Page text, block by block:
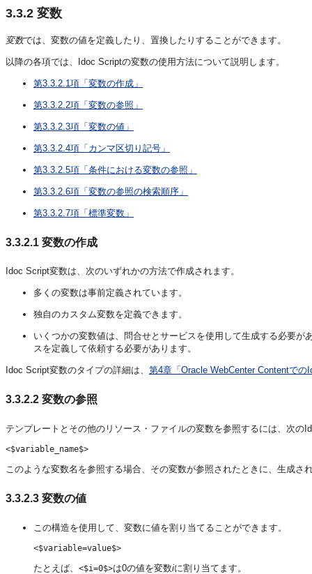
3.3.2 変数
変数では、変数の値を定義したり、置換したりすることができます。
以降の各項では、Idoc Scriptの変数の使用方法について説明します。
第3.3.2.1項「変数の作成」
第3.3.2.2項「変数の参照」
第3.3.2.3項「変数の値」
第3.3.2.4項「カンマ区切り記号」
第3.3.2.5項「条件における変数の参照」
第3.3.2.6項「変数の参照の検索順序」
第3.3.2.7項「標準変数」
3.3.2.1 変数の作成
Idoc Script変数は、次のいずれかの方法で作成されます。
多くの変数は事前定義されています。
独自のカスタム変数を定義できます。
いくつかの変数値は、問合せとサービスを使用して生成する必要
スを定義して依頼する必要があります。
Idoc Script変数のタイプの詳細は、 第4章「Oracle WebCenter Contentで
3.3.2.2 変数の参照
テンプレートとその他のリソース・ファイルの変数を参照するには、次の
このような変数名を参照する場合、その変数が参照されたときに、生成
3.3.2.3 変数の値
この構造を使用して、変数に値を割り当てることができます。
たとえば、 <$i=0$>は0の値を変数iに割り当てます。